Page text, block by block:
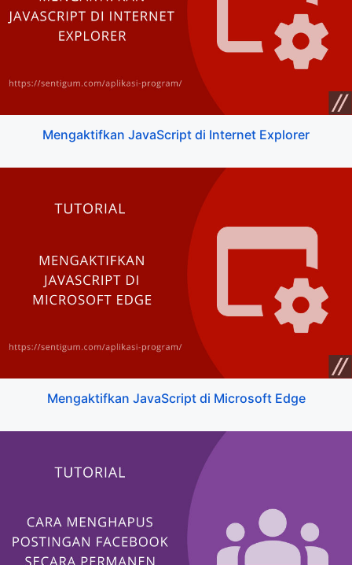
Mengaktifkan JavaScript di Internet Explorer
Mengaktifkan JavaScript di Microsoft Edge